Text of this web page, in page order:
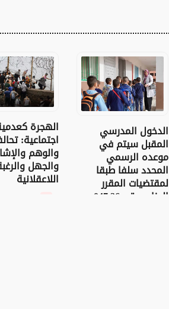
الدخول المدرسي
المقبل سیتم في
موعده الرسمي
المحدد سلفا طبقا
لمقتضیات المقرر
الوزاري رقم 047.26
الهجرة
اجتماعية:
والوهم
والجهل
اللاعقلانية